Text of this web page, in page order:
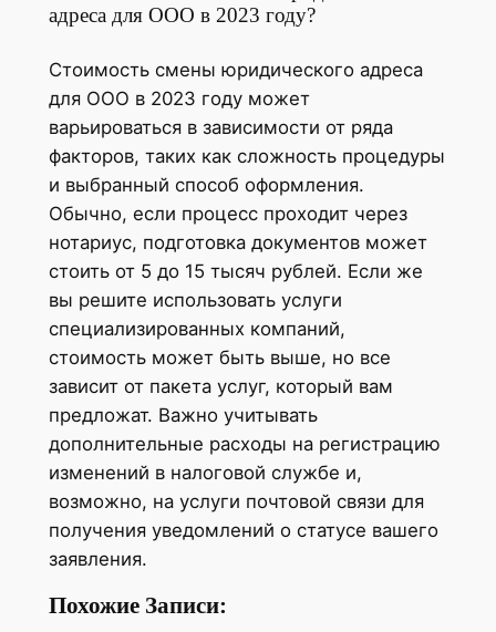
адреса для ООО в 2023 году?
Стоимость смены юридического адреса
для ООО в 2023 году может
варьироваться в зависимости от ряда
факторов, таких как сложность процедуры
и выбранный способ оформления.
Обычно, если процесс проходит через
нотариус, подготовка документов может
стоить от 5 до 15 тысяч рублей. Если же
вы решите использовать услуги
специализированных компаний,
стоимость может быть выше, но все
зависит от пакета услуг, который вам
предложат. Важно учитывать
дополнительные расходы на регистрацию
изменений в налоговой службе и,
возможно, на услуги почтовой связи для
получения уведомлений о статусе вашего
заявления.
Похожие Записи: